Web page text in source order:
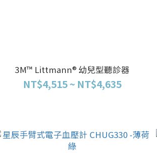
3M™ Littmann® 幼兒型聽診器
NT$4,515 ~ NT$4,635